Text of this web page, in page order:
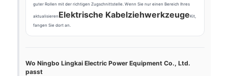
guter Rollen mit der richtigen Zugschnittstelle. Wenn Sie nur einen Bereich Ihres
aktualisieren Elektrische KabelziehwerkzeugeKit,
fangen Sie dort an.
Wo Ningbo Lingkai Electric Power Equipment Co., Ltd.
passt